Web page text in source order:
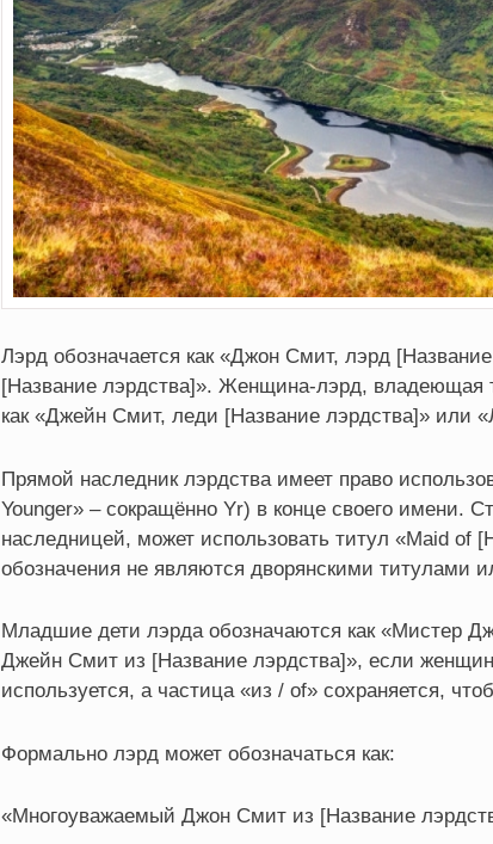
Лэрд обозначается как «Джон Смит, лэрд
[Название лэрдства]». Женщина-лэрд, владеющая
как «Джейн Смит, леди [Название лэрдства]» или
Прямой наследник лэрдства имеет право
Younger» – сокращённо Yr) в конце своего имени.
наследницей, может использовать титул «Maid of
обозначения не являются дворянскими титулами
Младшие дети лэрда обозначаются как «Мистер
Джейн Смит из [Название лэрдства]», если
используется, а частица «из / of» сохраняется,
Формально лэрд может обозначаться как:
«Многоуважаемый Джон Смит из [Название